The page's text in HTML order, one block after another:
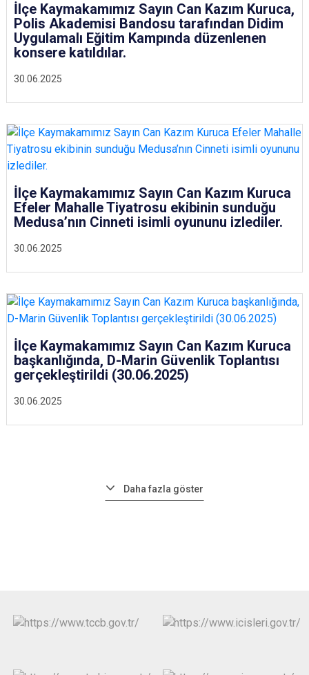
30.06.2025
İlçe Kaymakamımız Sayın Can Kazım Kuruca,
Polis Akademisi Bandosu tarafından Didim
Uygulamalı Eğitim Kampında düzenlenen
konsere katıldılar.
30.06.2025
İlçe Kaymakamımız Sayın Can Kazım Kuruca
Efeler Mahalle Tiyatrosu ekibinin sunduğu
Medusa’nın Cinneti isimli oyununu izlediler.
30.06.2025
İlçe Kaymakamımız Sayın Can Kazım Kuruca
başkanlığında, D-Marin Güvenlik Toplantısı
gerçekleştirildi (30.06.2025)
Daha fazla göster